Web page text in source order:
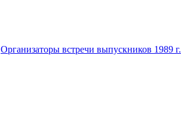
Организаторы встречи выпускников 1989 г.